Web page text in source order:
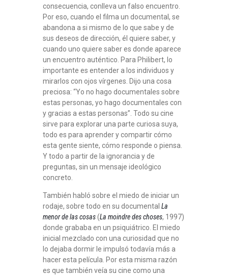
consecuencia, conlleva un falso encuentro.
Por eso, cuando el filma un documental, se
abandona a si mismo de lo que sabe y de
sus deseos de dirección, él quiere saber, y
cuando uno quiere saber es donde aparece
un encuentro auténtico. Para Philibert, lo
importante es entender a los individuos y
mirarlos con ojos vírgenes. Dijo una cosa
preciosa: “Yo no hago documentales sobre
estas personas, yo hago documentales con
y gracias a estas personas”. Todo su cine
sirve para explorar una parte curiosa suya,
todo es para aprender y compartir cómo
esta gente siente, cómo responde o piensa.
Y todo a partir de la ignorancia y de
preguntas, sin un mensaje ideológico
concreto.
También habló sobre el miedo de iniciar un
rodaje, sobre todo en su documental La
menor de las cosas(La moindre des choses, 1997)
donde grababa en un psiquiátrico. El miedo
inicial mezclado con una curiosidad que no
lo dejaba dormir le impulsó todavía más a
hacer esta película. Por esta misma razón
es que también veía su cine como una